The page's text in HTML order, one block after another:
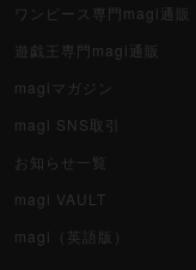
ワンピース専門magi通販
遊戯王専門magi通販
magiマガジン
magi SNS取引
お知らせ一覧
magi VAULT
magi（英語版）